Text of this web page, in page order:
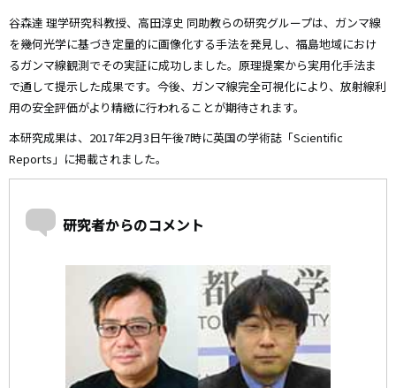
谷森達 理学研究科教授、高田淳史 同助教らの研究グループは、ガンマ線
を幾何光学に基づき定量的に画像化する手法を発見し、福島地域におけ
るガンマ線観測でその実証に成功しました。原理提案から実用化手法ま
で通して提示した成果です。今後、ガンマ線完全可視化により、放射線利
用の安全評価がより精緻に行われることが期待されます。
本研究成果は、2017年2月3日午後7時に英国の学術誌「Scientific
Reports」に掲載されました。
研究者からのコメント